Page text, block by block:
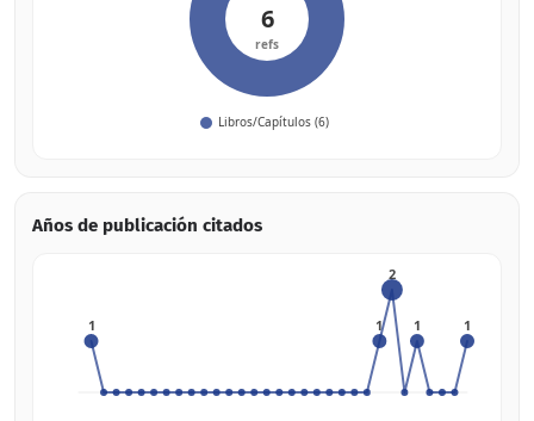
Años de publicación citados